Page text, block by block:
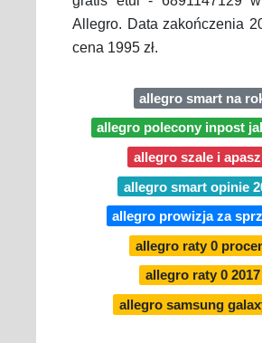
Allegro. Data zakończenia
cena 1995 zł.
allegro smart na
allegro polecony inpost
allegro szale i
allegro smart opinie
allegro prowizja za
allegro raty 0
allegro raty 0 2017
allegro samsung